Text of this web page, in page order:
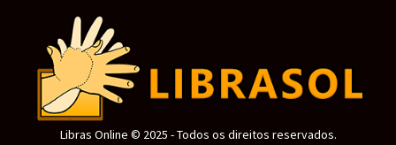
Libras Online © 2025 - Todos os direitos reservados.